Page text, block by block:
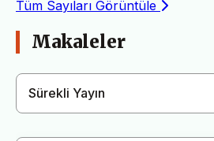
Tüm Sayıları Görüntüle
Makaleler
Sürekli Yayın